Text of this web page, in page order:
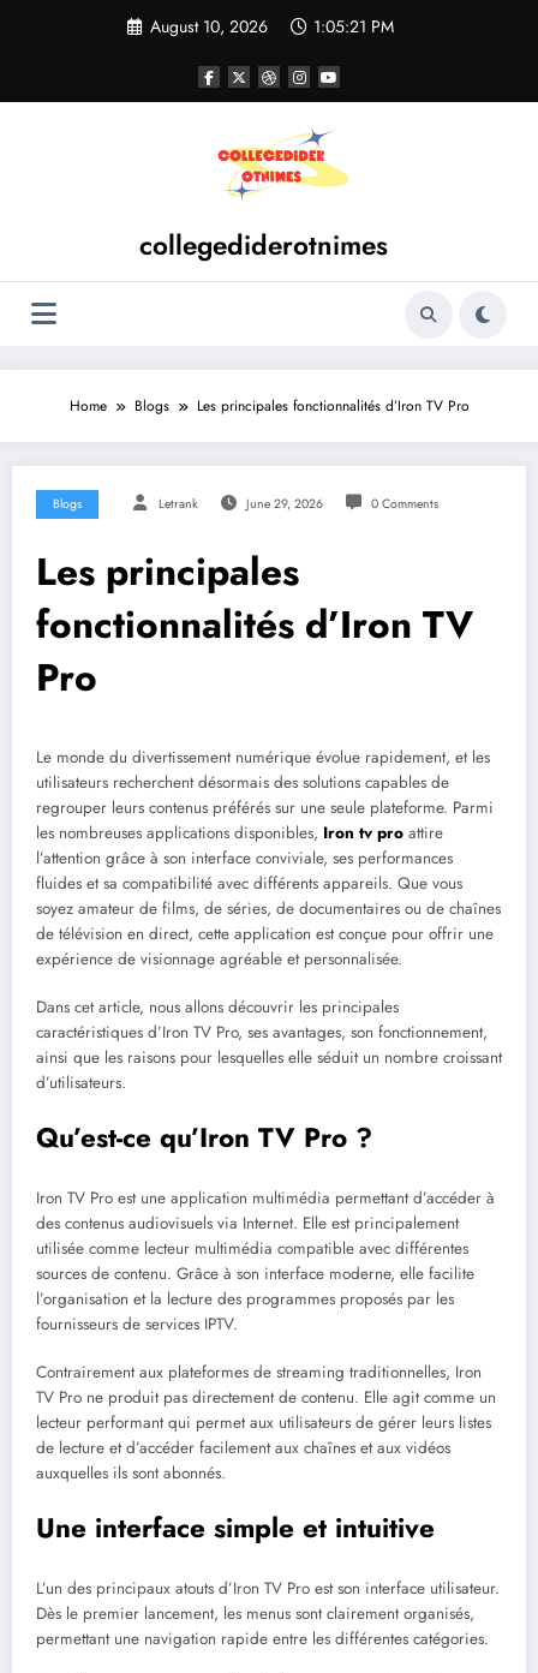
August 10, 2026 1:05:22 PM
collegediderotnimes
Home Blogs Les principales fonctionnalités d’Iron TV Pro
Blogs Letrank June 29, 2026 0 Comments
Les principales
fonctionnalités d’Iron TV
Pro
Le monde du divertissement numérique évolue rapidement, et les
utilisateurs recherchent désormais des solutions capables de
regrouper leurs contenus préférés sur une seule plateforme. Parmi
les nombreuses applications disponibles, Iron tv pro attire
l’attention grâce à son interface conviviale, ses performances
fluides et sa compatibilité avec différents appareils. Que vous
soyez amateur de films, de séries, de documentaires ou de chaînes
de télévision en direct, cette application est conçue pour offrir une
expérience de visionnage agréable et personnalisée.
Dans cet article, nous allons découvrir les principales
caractéristiques d’Iron TV Pro, ses avantages, son fonctionnement,
ainsi que les raisons pour lesquelles elle séduit un nombre croissant
d’utilisateurs.
Qu’est-ce qu’Iron TV Pro ?
Iron TV Pro est une application multimédia permettant d’accéder à
des contenus audiovisuels via Internet. Elle est principalement
utilisée comme lecteur multimédia compatible avec différentes
sources de contenu. Grâce à son interface moderne, elle facilite
l’organisation et la lecture des programmes proposés par les
fournisseurs de services IPTV.
Contrairement aux plateformes de streaming traditionnelles, Iron
TV Pro ne produit pas directement de contenu. Elle agit comme un
lecteur performant qui permet aux utilisateurs de gérer leurs listes
de lecture et d’accéder facilement aux chaînes et aux vidéos
auxquelles ils sont abonnés.
Une interface simple et intuitive
L’un des principaux atouts d’Iron TV Pro est son interface utilisateur.
Dès le premier lancement, les menus sont clairement organisés,
permettant une navigation rapide entre les différentes catégories.